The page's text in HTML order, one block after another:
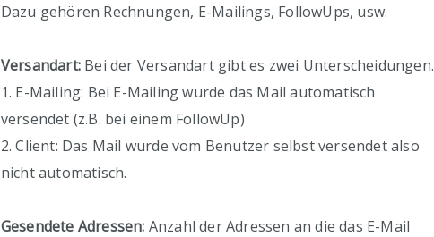
Dazu gehören Rechnungen, E-Mailings, FollowUps, usw.
Versandart: Bei der Versandart gibt es zwei Unterscheidungen.
1. E-Mailing: Bei E-Mailing wurde das Mail automatisch
versendet (z.B. bei einem FollowUp)
2. Client: Das Mail wurde vom Benutzer selbst versendet also
nicht automatisch.
Gesendete Adressen: Anzahl der Adressen an die das E-Mail